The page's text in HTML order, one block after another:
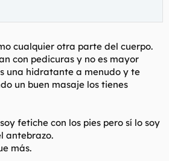
cualquier otra parte del cuerpo.
con pedicuras y no es mayor
una hidratante a menudo y te
un buen masaje los tienes
fetiche con los pies pero sí lo soy
antebrazo.
más.